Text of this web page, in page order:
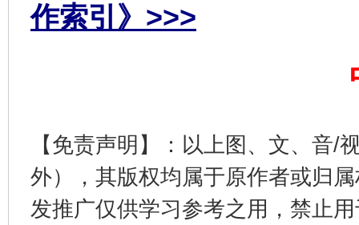
作索引》>>>
【免责声明】：以上图、文、音/
外），其版权均属于原作者或归
发推广仅供学习参考之用，禁止